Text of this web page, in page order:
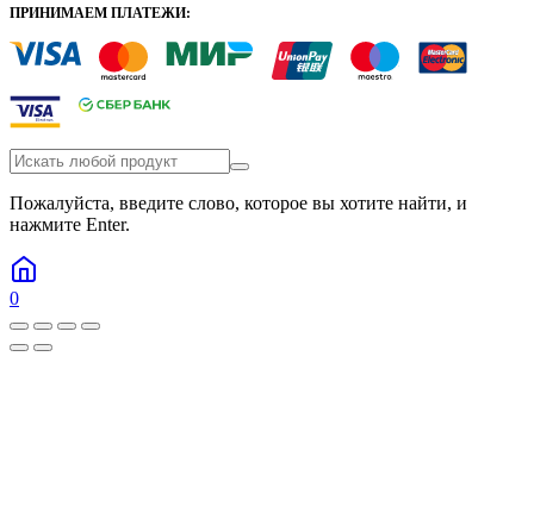
ПРИНИМАЕМ ПЛАТЕЖИ:
Пожалуйста, введите слово, которое вы хотите найти, и
нажмите Enter.
0